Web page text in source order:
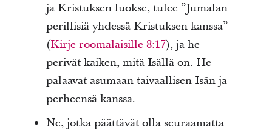
ja Kristuksen luokse, tulee ”Jumalan
perillisiä yhdessä Kristuksen kanssa”
(Kirje roomalaisille 8:17), ja he
perivät kaiken, mitä Isällä on. He
palaavat asumaan taivaallisen Isän ja
perheensä kanssa.
Ne, jotka päättävät olla seuraamatta